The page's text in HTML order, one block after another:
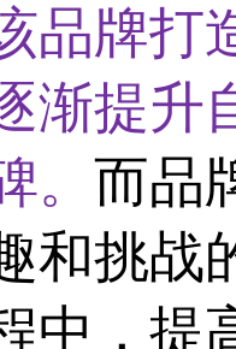
品牌打
渐提升
而品
和挑战
中，提